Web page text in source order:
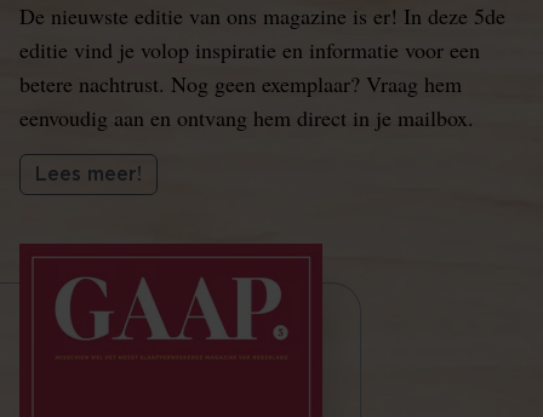
De nieuwste editie van ons magazine is er! In deze 5de
editie vind je volop inspiratie en informatie voor een
betere nachtrust. Nog geen exemplaar? Vraag hem
eenvoudig aan en ontvang hem direct in je mailbox.
Lees meer!